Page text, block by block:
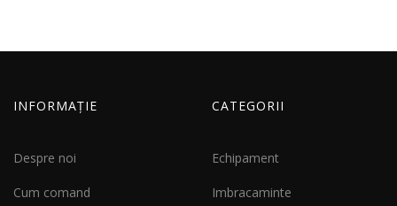
INFORMAȚIE
Despre noi
Cum comand
CATEGORII
Echipament
Imbracaminte